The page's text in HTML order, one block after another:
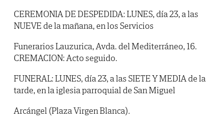
CEREMONIA DE DESPEDIDA: LUNES, día 23, a las
NUEVE de la mañana, en los Servicios
Funerarios Lauzurica, Avda. del Mediterráneo, 16.
CREMACION: Acto seguido.
FUNERAL: LUNES, día 23, a las SIETE Y MEDIA de la
tarde, en la iglesia parroquial de San Miguel
Arcángel (Plaza Virgen Blanca).